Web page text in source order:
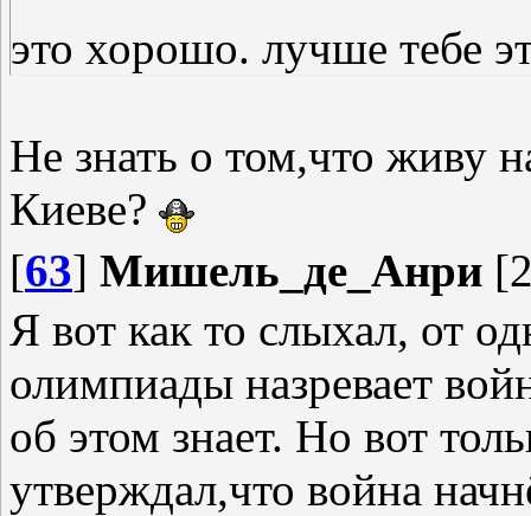
это хорошо. лучше тебе
Не знать о том,что живу
Киеве?
[63] Мишель_де_Анри
Я вот как то слыхал, от
олимпиады назревает
об этом знает. Но вот
утверждал,что война